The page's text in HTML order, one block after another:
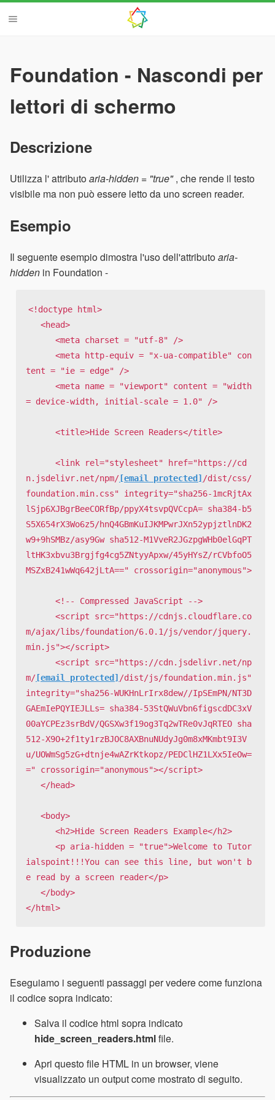
Foundation - Nascondi per
lettori di schermo
Descrizione
Utilizza l' attributoaria-hidden = "true", che rende il testo
visibile ma non può essere letto da uno screen reader.
Esempio
Il seguente esempio dimostra l'uso dell'attributoaria-
hidden in Foundation -
<!doctype html>
tent = "ie = edge" />
= device-width, initial-scale = 1.0" />
n.jsdelivr.net/npm/ [email protected] /dist/css/
foundation.min.css" integrity="sha256-1mcRjtAx
lSjp6XJBgrBeeCORfBp/ppyX4tsvpQVCcpA= sha384-b5
S5X654rX3Wo6z5/hnQ4GBmKuIJKMPwrJXn52ypjztlnDK2
w9+9hSMBz/asy9Gw sha512-M1VveR2JGzpgWHb0elGqPT
ltHK3xbvu3Brgjfg4cg5ZNtyyApxw/45yHYsZ/rCVbfoO5
MSZxB241wWq642jLtA==" crossorigin="anonymous">
m/ajax/libs/foundation/6.0.1/js/vendor/jquery.
min.js"></script>
m/ [email protected] /dist/js/foundation.min.js"
integrity="sha256-WUKHnLrIrx8dew//IpSEmPN/NT3D
GAEmIePQYIEJLLs= sha384-53StQWuVbn6figscdDC3xV
00aYCPEz3srBdV/QGSXw3f19og3Tq2wTRe0vJqRTEO sha
512-X9O+2f1ty1rzBJOC8AXBnuNUdyJg0m8xMKmbt9I3V
u/UOWmSg5zG+dtnje4wAZrKtkopz/PEDClHZ1LXx5IeOw=
=" crossorigin="anonymous"></script>
ialspoint!!!You can see this line, but won't b
e read by a screen reader</p>
</html>
Produzione
Eseguiamo i seguenti passaggi per vedere come funziona
il codice sopra indicato:
Salva il codice html sopra indicato
hide_screen_readers.htmlfile.
Apri questo file HTML in un browser, viene
visualizzato un output come mostrato di seguito.